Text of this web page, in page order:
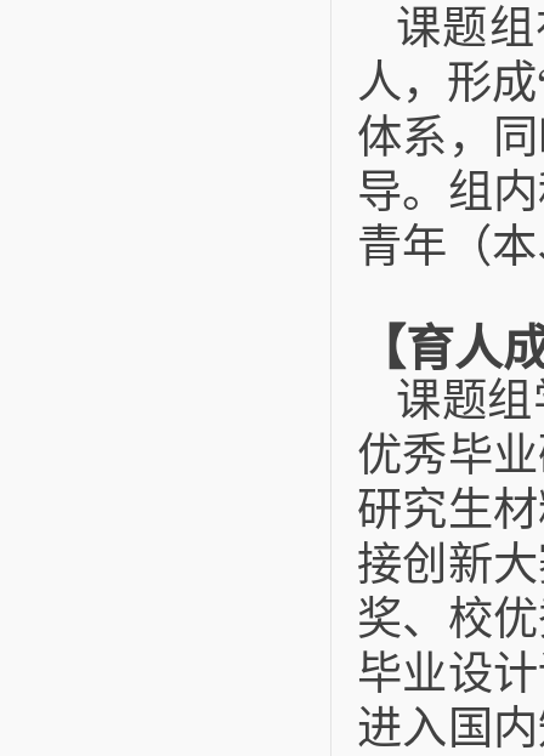
课题
人，形
体系，
导。组
青年（
【育人
课题
优秀毕
研究生
接创新
奖、校
毕业设
进入国